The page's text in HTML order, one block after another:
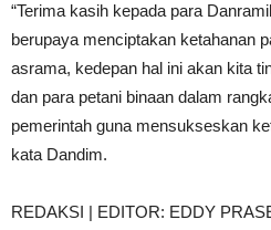
“Terima kasih kepada para
berupaya menciptakan ketahanan
asrama, kedepan hal ini akan kita
dan para petani binaan dalam
pemerintah guna mensukseskan
kata Dandim.
REDAKSI | EDITOR: EDDY